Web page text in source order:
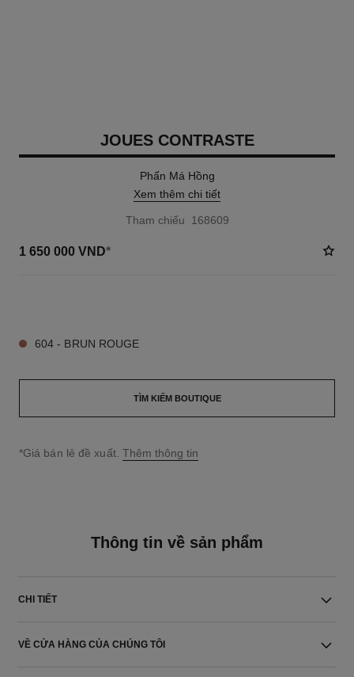
JOUES CONTRASTE
Phấn Má Hồng
Xem thêm chi tiết
Tham chiếu 168609
1 650 000 VND*
604 - BRUN ROUGE
TÌM KIẾM BOUTIQUE
↩
*Giá bán lẻ đề xuất. Thêm thông tin
Thông tin về sản phẩm
CHI TIẾT
VỀ CỬA HÀNG CỦA CHÚNG TÔI